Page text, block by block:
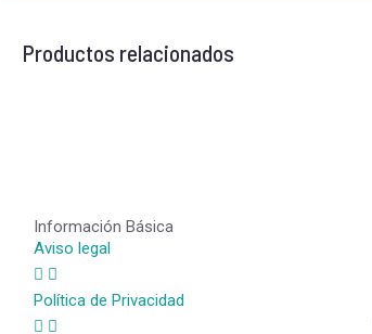
Productos relacionados
Información Básica
Aviso legal
Política de Privacidad